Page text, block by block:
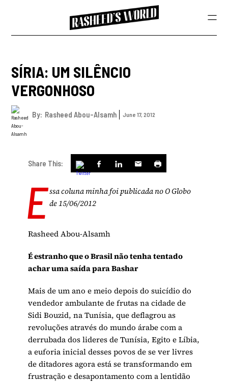
SÍRIA: UM SILÊNCIO
VERGONHOSO
By: Rasheed Abou-Alsamh June 17, 2012
Share This:
E ssa coluna minha foi publicada no O Globo
de 15/06/2012
Rasheed Abou-Alsamh
É estranho que o Brasil não tenha tentado
achar uma saída para Bashar
Mais de um ano e meio depois do suicídio do
vendedor ambulante de frutas na cidade de
Sidi Bouzid, na Tunísia, que deflagrou as
revoluções através do mundo árabe com a
derrubada dos lideres de Tunísia, Egito e Líbia,
a euforia inicial desses povos de se ver livres
de ditadores agora está se transformando em
frustração e desapontamento com a lentidão